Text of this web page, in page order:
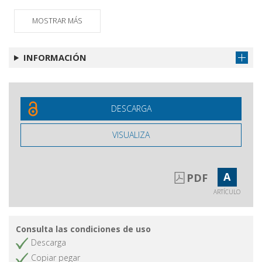
Appunti sul culto delle immagini
mariane nelle laudi toscane del
primo Rinascimento
MOSTRAR MÁS
INFORMACIÓN
DESCARGA
VISUALIZA
PDF A
ARTÍCULO
Consulta las condiciones de uso
Descarga
Copiar pegar